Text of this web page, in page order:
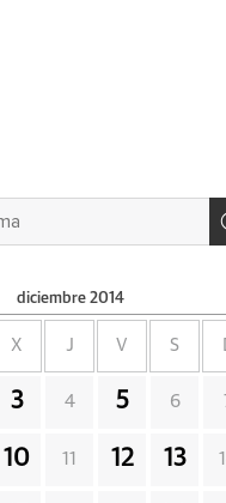
diciembre 2014
X J V S
3 4 5 6
10 11 12 13